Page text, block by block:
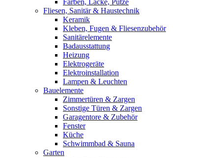
Farben, Lacke, Putze
Fliesen, Sanitär & Haustechnik
Keramik
Kleben, Fugen & Fliesenzubehör
Sanitärelemente
Badausstattung
Heizung
Elektrogeräte
Elektroinstallation
Lampen & Leuchten
Bauelemente
Zimmertüren & Zargen
Sonstige Türen & Zargen
Garagentore & Zubehör
Fenster
Küche
Schwimmbad & Sauna
Garten